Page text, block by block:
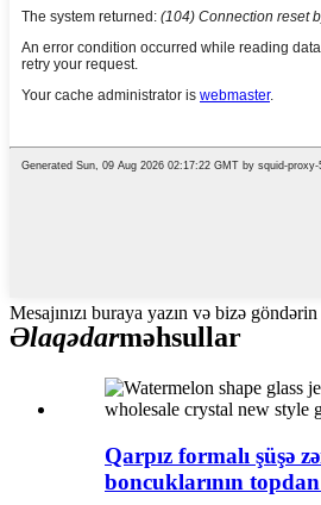
Mesajınızı buraya yazın və bizə göndərin
Əlaqədarməhsullar
Qarpız formalı şüşə
boncuklarının topdan